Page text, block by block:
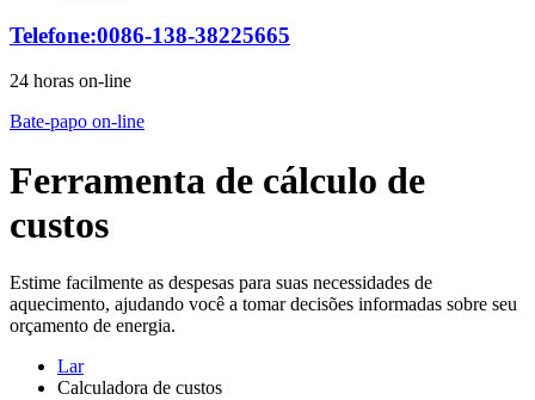
Telefone:0086-138-38225665
24 horas on-line
Bate-papo on-line
Ferramenta de cálculo de
custos
Estime facilmente as despesas para suas necessidades de
aquecimento, ajudando você a tomar decisões informadas sobre seu
orçamento de energia.
Lar
Calculadora de custos